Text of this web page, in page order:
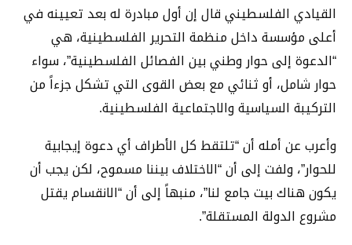
القيادي الفلسطيني قال إن أول مبادرة له بعد تعيينه في
أعلى مؤسسة داخل منظمة التحرير الفلسطينية، هي
“الدعوة إلى حوار وطني بين الفصائل الفلسطينية”، سواء
حوار شامل، أو ثنائي مع بعض القوى التي تشكل جزءاً من
التركيبة السياسية والاجتماعية الفلسطينية.
وأعرب عن أمله أن “تلتقط كل الأطراف أي دعوة إيجابية
للحوار”، ولفت إلى أن “الاختلاف بيننا مسموح، لكن يجب أن
يكون هناك بيت جامع لنا”، منبهاً إلى أن “الانقسام يقتل
مشروع الدولة المستقلة”.